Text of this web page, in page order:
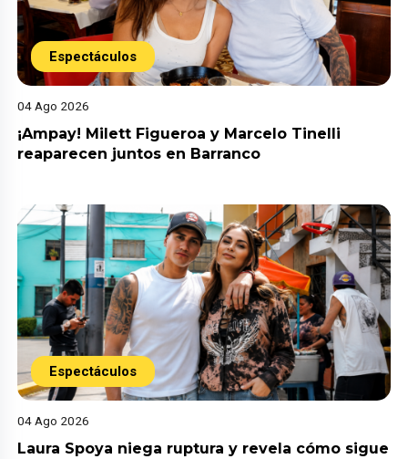
Espectáculos
04 Ago 2026
¡Ampay! Milett Figueroa y Marcelo Tinelli
reaparecen juntos en Barranco
Espectáculos
04 Ago 2026
Laura Spoya niega ruptura y revela cómo sigue